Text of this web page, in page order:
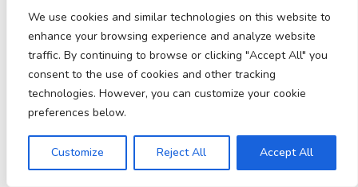
We use cookies and similar technologies on this website to
enhance your browsing experience and analyze website
traffic. By continuing to browse or clicking "Accept All" you
consent to the use of cookies and other tracking
technologies. However, you can customize your cookie
preferences below.
Customize Reject All Accept All
Mes galime tvarkyti jūsų informaciją, jei davėte mums konkretų
leidimą (t. y. aiškų sutikimą) naudoti jūsų asmens duomenis
konkrečiam tikslui, arba situacijose, kai jūsų leidimas gali būti
numanomas (t. y. numanomas sutikimas
). Savo sutikimą galite
atšaukti bet kuriuo metu.
taikomus įstatymus tvarkyti jūsų informaciją be jūsų sutikimo,